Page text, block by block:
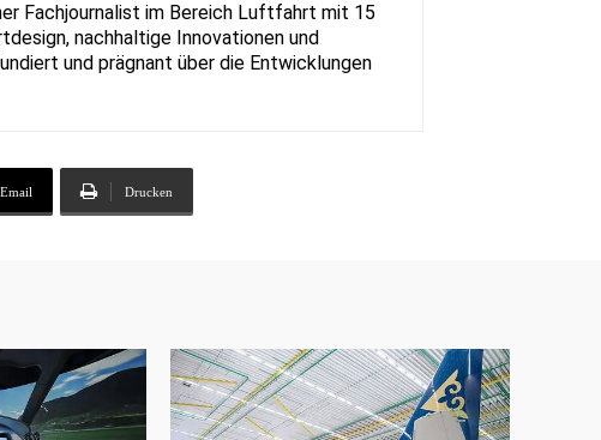
Fachjournalist im Bereich Luftfahrt mit 15
nachhaltige Innovationen und
und prägnant über die Entwicklungen
Email Drucken